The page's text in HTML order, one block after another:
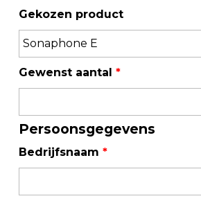
Gekozen product
Gewenst aantal *
Persoonsgegevens
Bedrijfsnaam *